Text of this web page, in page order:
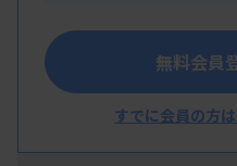
無料会員
すでに会員の方